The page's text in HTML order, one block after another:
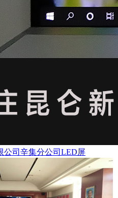
公司辛集分公司LED屏